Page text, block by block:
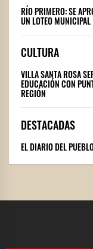
RÍO PRIMERO: SE
UN LOTEO MUNICIPAL
CULTURA
VILLA SANTA ROSA
EDUCACIÓN CON
REGIÓN
DESTACADAS
EL DIARIO DEL